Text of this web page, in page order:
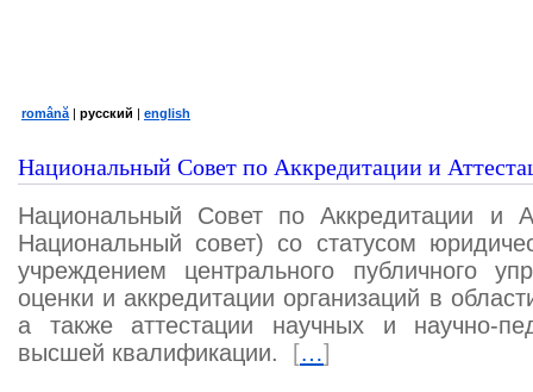
română | русский | english
Национальный Совет по Аккредитации и
Национальный Совет по Аккредитации и
Национальный совет) со статусом
учреждением центрального публичного
оценки и аккредитации организаций в
а также аттестации научных и научно-
высшей квалификации.
[…]